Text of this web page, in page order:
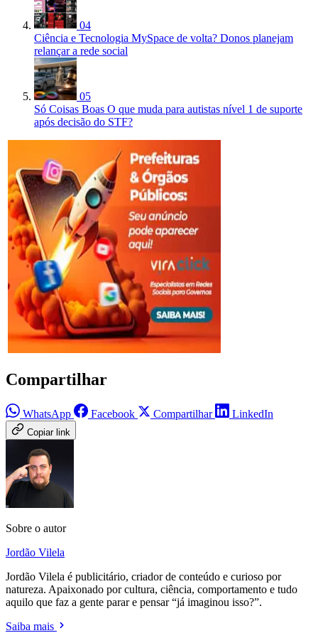
04
Ciência e Tecnologia MySpace de volta? Donos planejam
relançar a rede social
05
Só Coisas Boas O que muda para autistas nível 1 de suporte
após decisão do STF?
Compartilhar
WhatsApp Facebook Compartilhar LinkedIn
Copiar link
Sobre o autor
Jordão Vilela
Jordão Vilela é publicitário, criador de conteúdo e curioso por
natureza. Apaixonado por cultura, ciência, comportamento e tudo
aquilo que faz a gente parar e pensar “já imaginou isso?”.
Saiba mais